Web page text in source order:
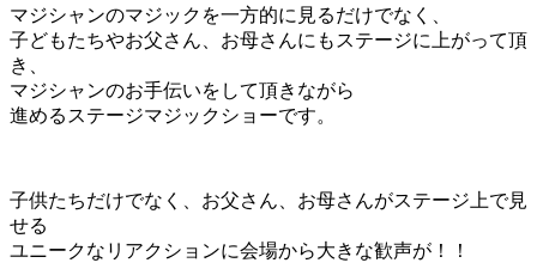
マジシャンのマジックを一方的に見るだけでなく、
子どもたちやお父さん、お母さんにもステージに上がって頂
き、
マジシャンのお手伝いをして頂きながら
進めるステージマジックショーです。
子供たちだけでなく、お父さん、お母さんがステージ上で見
せる
ユニークなリアクションに会場から大きな歓声が！！